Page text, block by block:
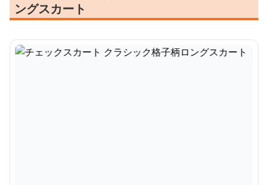
ングスカート